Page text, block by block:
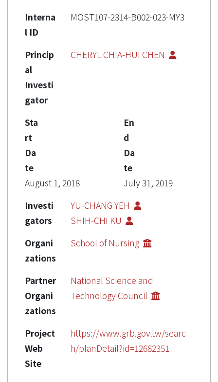
Interna
l ID
MOST107-2314-B002-023-MY3
Princip
al
Investi
gator
CHERYL CHIA-HUI CHEN
Sta
rt
Da
te
August 1, 2018
En
d
Da
te
July 31, 2019
Investi
gators
YU-CHANG YEH
SHIH-CHI KU
Organi
zations
School of Nursing
Partner
Organi
zations
National Science and
Technology Council
Project
Web
Site
https://www.grb.gov.tw/searc
h/planDetail?id=12682351